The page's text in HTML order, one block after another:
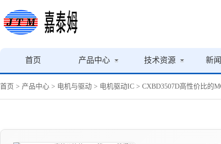
首页 产品中心 技术资源 新
首页 > 产品中心 > 电机与驱动 > 电机驱动IC > CXBD3507D高性价比的